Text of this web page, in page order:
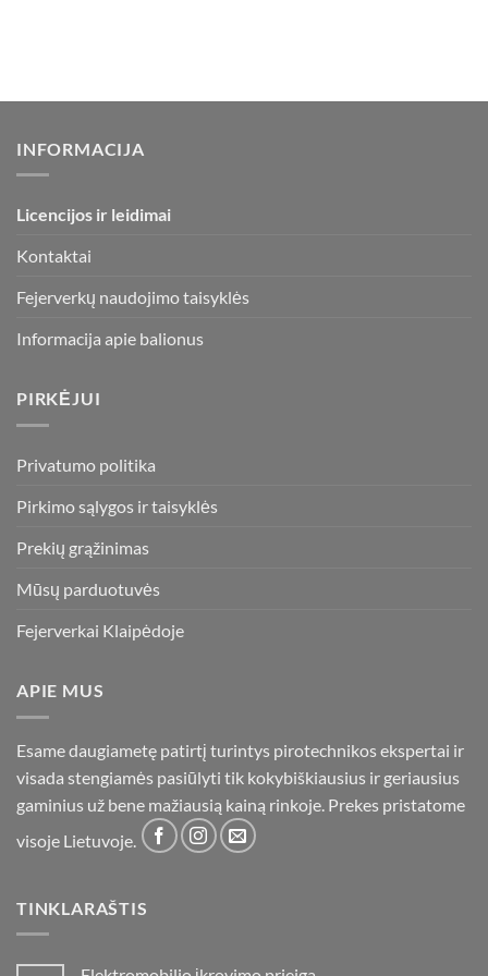
INFORMACIJA
Licencijos ir leidimai
Kontaktai
Fejerverkų naudojimo taisyklės
Informacija apie balionus
PIRKĖJUI
Privatumo politika
Pirkimo sąlygos ir taisyklės
Prekių grąžinimas
Mūsų parduotuvės
Fejerverkai Klaipėdoje
APIE MUS
Esame daugiametę patirtį turintys pirotechnikos ekspertai ir
visada stengiamės pasiūlyti tik kokybiškiausius ir geriausius
gaminius už bene mažiausią kainą rinkoje. Prekes pristatome
visoje Lietuvoje.
TINKLARAŠTIS